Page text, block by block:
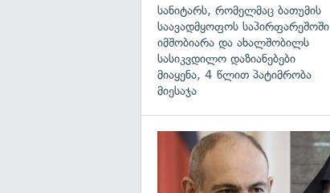
სანიტარს, რომელმაც ბათუმის
საავადმყოფოს საპირფარეშოში
იმშობიარა და ახალშობილს
სასიკვდილო დაზიანებები
მიაყენა, 4 წლით პატიმრობა
მიესაჯა